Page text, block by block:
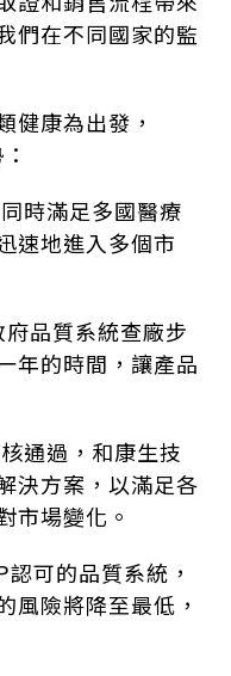
們在不同國家的監
健康為出發，
時滿足多國醫療
速地進入多個市
品質系統查廠步
年的時間，讓產品
通過，和康生技
決方案，以滿足各
市場變化。
認可的品質系統，
風險將降至最低，